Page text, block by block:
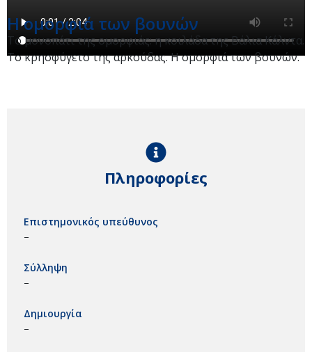
Η ομορφιά των βουνών
Το μονοπάτι της ομορφιάς: η κοιλάδα της Βάλια Κάλντα.
Το κρησφύγετο της αρκούδας. Η ομορφιά των βουνών.
Πληροφορίες
Επιστημονικός υπεύθυνος
–
Σύλληψη
–
Δημιουργία
–